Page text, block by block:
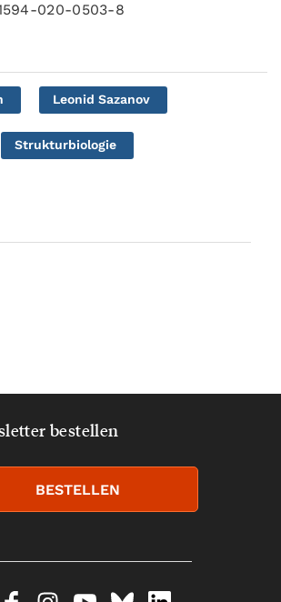
020-0503-8
Leonid Sazanov
Strukturbiologie
bestellen
BESTELLEN